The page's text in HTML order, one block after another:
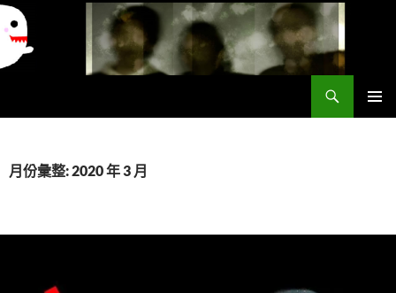
要
月份彙整: 2020 年 3 月